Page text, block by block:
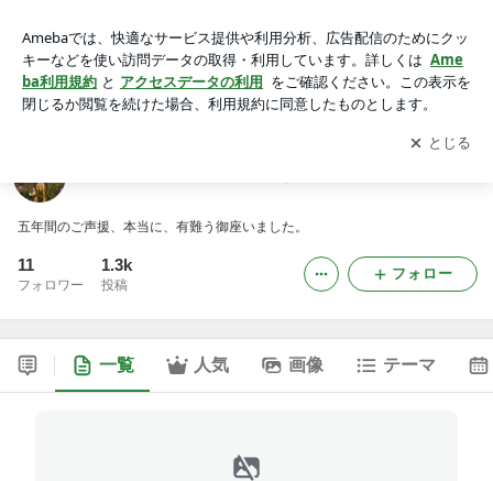
アプリをダウンロードして ブログの更新通知
を受け取りまし
ょう。
開く
五年間のご声援、本当に、有難う御座いました。
11
フォロワー
1.3k
投稿
フォロー
一覧 人気 画像 テーマ